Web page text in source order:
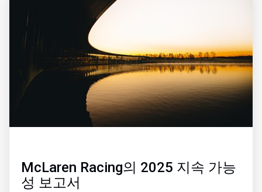
McLaren Racing의 2025 지속 가능
성 보고서